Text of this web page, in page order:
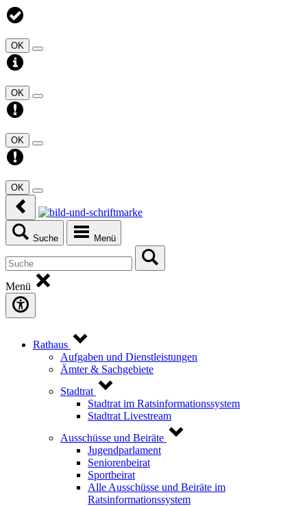
OK
OK
OK
OK
Suche Menü
Menü
Rathaus
Aufgaben und Dienstleistungen
Ämter & Sachgebiete
Stadtrat
Stadtrat im Ratsinformationssystem
Stadtrat Livestream
Ausschüsse und Beiräte
Jugendparlament
Seniorenbeirat
Sportbeirat
Alle Ausschüsse und Beiräte im
Ratsinformationssystem